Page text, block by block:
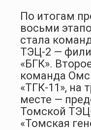
По итогам
восьми
стала
ТЭЦ-2 —
«БГК».
команда
«ТГК-11», на
месте —
Томской
«Томская